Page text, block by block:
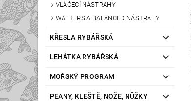
VLÁČECÍ NÁSTRAHY
WAFTERS A BALANCED NÁSTRAHY
KŘESLA RYBÁŘSKÁ
LEHÁTKA RYBÁŘSKÁ
MOŘSKÝ PROGRAM
PEANY, KLEŠTĚ, NOŽE, NŮŽKY